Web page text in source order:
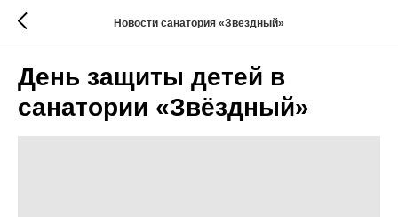
Новости санатория «Звездный»
День защиты детей в
санатории «Звёздный»